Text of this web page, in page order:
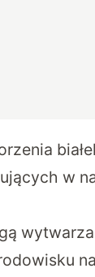
w